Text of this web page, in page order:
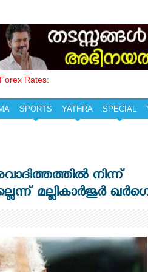
Forex Rates:
SPORTS YATHRA SPECIAL
നിന്ന്
മല്ലികാര്‍ജുര്‍